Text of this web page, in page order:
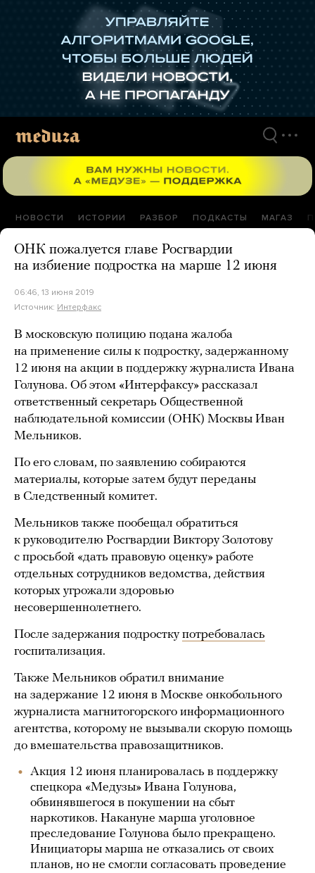
НОВОСТИ ИСТОРИИ РАЗБОР ПОДКАСТЫ МАГАЗ
ОНК пожалуется главе Росгвардии
на избиение подростка на марше 12 июня
06:46, 13 июня 2019
Источник: Интерфакс
В московскую полицию подана жалоба
на применение силы к подростку, задержанному
12 июня на акции в поддержку журналиста Ивана
Голунова. Об этом «Интерфаксу» рассказал
ответственный секретарь Общественной
наблюдательной комиссии (ОНК) Москвы Иван
Мельников.
По его словам, по заявлению собираются
материалы, которые затем будут переданы
в Следственный комитет.
Мельников также пообещал обратиться
к руководителю Росгвардии Виктору Золотову
с просьбой «дать правовую оценку» работе
отдельных сотрудников ведомства, действия
которых угрожали здоровью
несовершеннолетнего.
После задержания подросткупотребовалась
госпитализация.
Также Мельников обратил внимание
на задержание 12 июня в Москве онкобольного
журналиста магнитогорского информационного
агентства, которому не вызывали скорую помощь
до вмешательства правозащитников.
Акция 12 июня планировалась в поддержку
спецкора «Медузы» Ивана Голунова,
обвинявшегося в покушении на сбыт
наркотиков. Накануне марша уголовное
преследование Голунова было прекращено.
Инициаторы марша не отказались от своих
планов, но не смогли согласовать проведение